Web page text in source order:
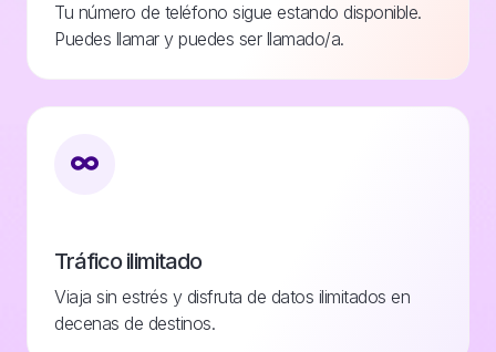
Tu número de teléfono sigue estando disponible.
Puedes llamar y puedes ser llamado/a.
Tráfico ilimitado
Viaja sin estrés y disfruta de datos ilimitados en
decenas de destinos.